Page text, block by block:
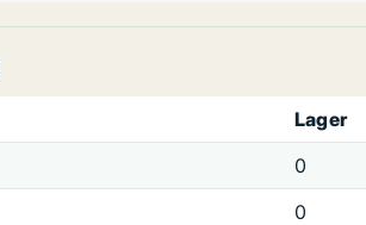
Lager
0
0